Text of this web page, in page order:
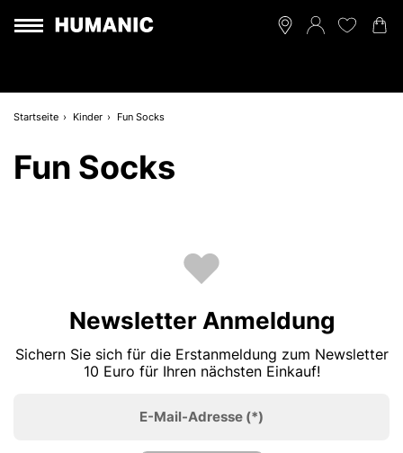
Startseite Kinder Fun Socks
Fun Socks
Newsletter Anmeldung
Sichern Sie sich für die Erstanmeldung zum Newsletter
10 Euro für Ihren nächsten Einkauf!
E-Mail-Adresse (*)